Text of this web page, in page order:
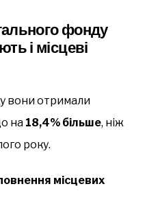
фонду
і місцеві
вони отримали
на 18,4% більше, ніж
року.
місцевих